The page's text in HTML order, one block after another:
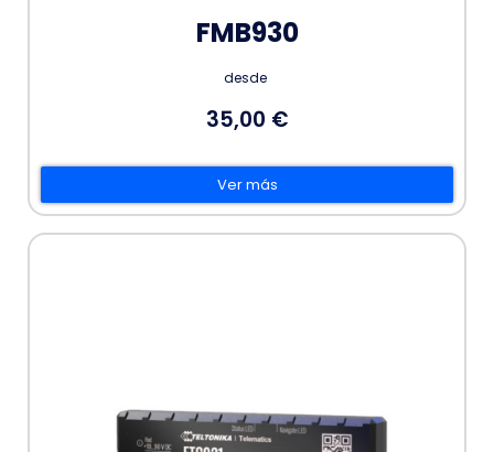
FMB930
desde
35,00 €
Ver más